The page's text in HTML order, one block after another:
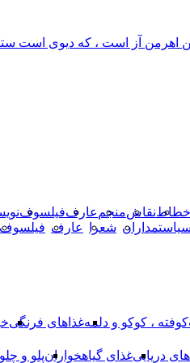
اهرمن آز است ، که دیوی است
خطاطنقاشمنجم عارففیلسوف
سیاستمداران شعرا عارف فیلسوف
کوفته ، کوکو و دلمهغذاهای فرنگی
دریاییغذای گیاهخوارانپلو و